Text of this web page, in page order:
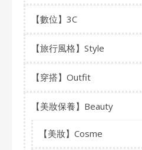
【數位】3C
【旅行風格】Style
【穿搭】Outfit
【美妝保養】Beauty
【美妝】Cosme